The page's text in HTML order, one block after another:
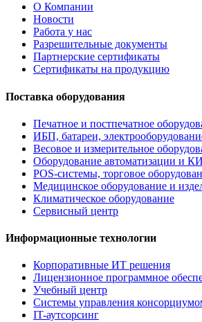
О Компании
Новости
Работа у нас
Разрешительные документы
Партнерские сертификаты
Сертификаты на продукцию
Поставка оборудования
Печатное и постпечатное
ИБП, батареи,
Весовое и измерительное
Оборудование автоматизации и
POS-системы, торговое
Медицинское оборудование и
Климатическое оборудование
Сервисный центр
Информационные технологии
Корпоративные ИТ решения
Лицензионное программное
Учебный центр
Системы управления
IT-аутсорсинг